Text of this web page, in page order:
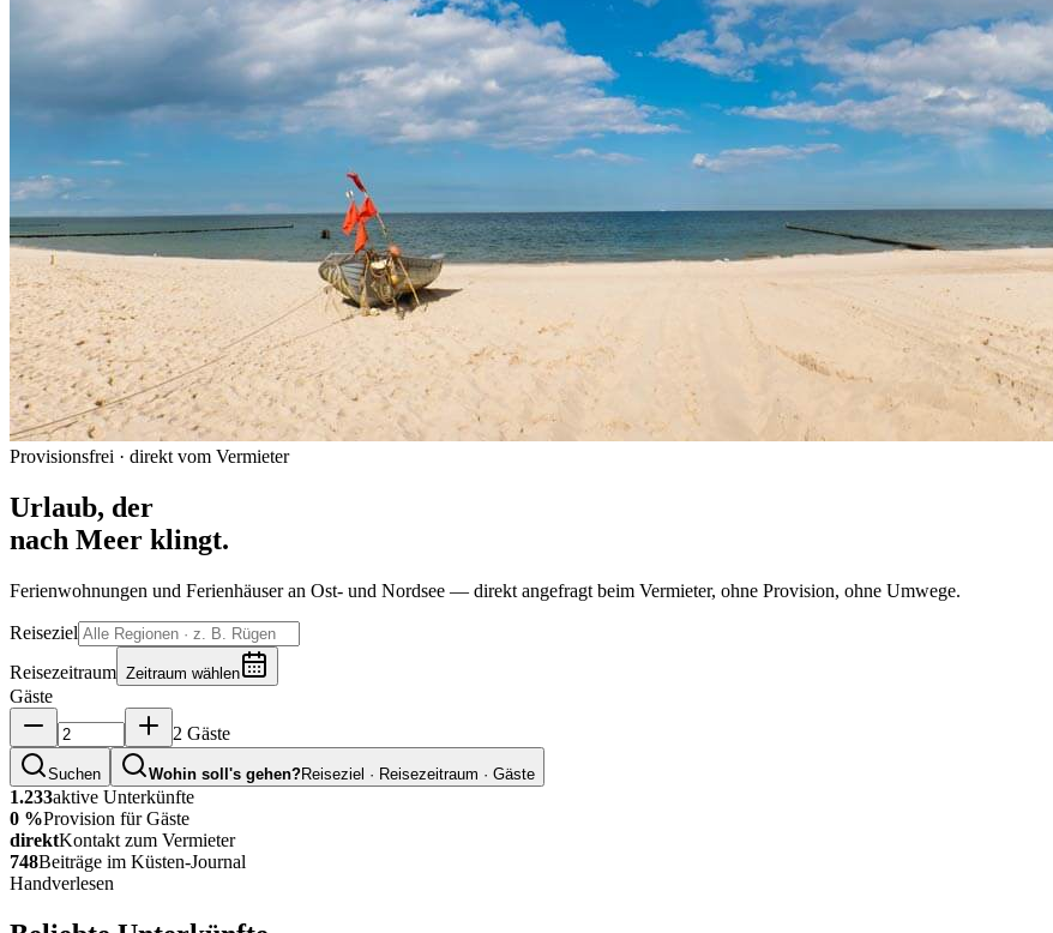
Provisionsfrei · direkt vom Vermieter
Urlaub, der
nach Meer klingt.
Ferienwohnungen und Ferienhäuser an Ost- und Nordsee — direkt angefragt beim Vermieter, ohne Provision, ohne Umwege.
Reiseziel
Reisezeitraum Zeitraum wählen
Gäste
2 Gäste
Suchen Wohin soll's gehen?Reiseziel · Reisezeitraum · Gäste
1.233aktive Unterkünfte
0 %Provision für Gäste
direktKontakt zum Vermieter
748Beiträge im Küsten-Journal
Handverlesen